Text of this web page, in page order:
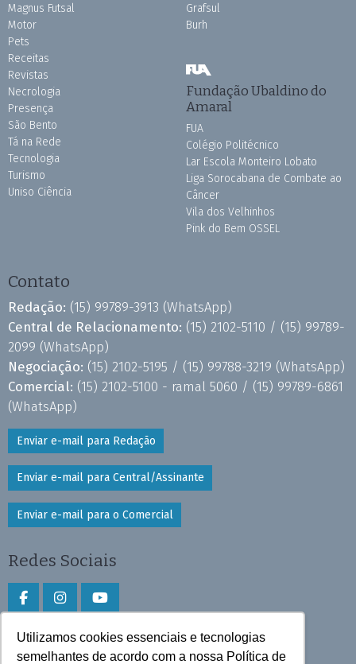
Utilizamos cookies essenciais e tecnologias
semelhantes de acordo com a nossa Política de
Magnus Futsal
Motor
Pets
Receitas
Revistas
Necrologia
Presença
São Bento
Tá na Rede
Tecnologia
Turismo
Uniso Ciência
Grafsul
Burh
Fundação Ubaldino do
Amaral
FUA
Colégio Politécnico
Lar Escola Monteiro Lobato
Liga Sorocabana de Combate ao
Câncer
Vila dos Velhinhos
Pink do Bem OSSEL
Contato
Redação: (15) 99789-3913 (WhatsApp)
Central de Relacionamento: (15) 2102-5110 / (15) 99789-
2099 (WhatsApp)
Negociação: (15) 2102-5195 / (15) 99788-3219 (WhatsApp)
Comercial: (15) 2102-5100 - ramal 5060 / (15) 99789-6861
(WhatsApp)
Enviar e-mail para Redação
Enviar e-mail para Central/Assinante
Enviar e-mail para o Comercial
Redes Sociais
Faça download do aplicativo